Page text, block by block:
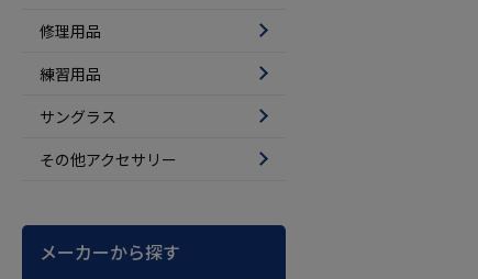
修理用品
練習用品
サングラス
その他アクセサリー
メーカーから探す